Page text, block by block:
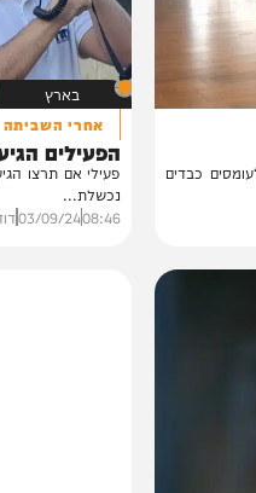
בארץ
אחרי השביתה
הפעילים הגיעו
08:46